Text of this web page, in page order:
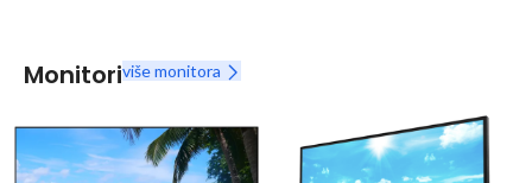
Monitoriviše monitora